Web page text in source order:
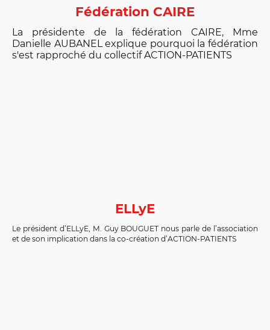
Fédération CAIRE
La présidente de la fédération CAIRE, Mme
Danielle AUBANEL explique pourquoi la fédération
s'est rapproché du collectif ACTION-PATIENTS
ELLyE
Le président d’ELLyE, M. Guy BOUGUET nous parle de l’association
et de son implication dans la co-création d’ACTION-PATIENTS